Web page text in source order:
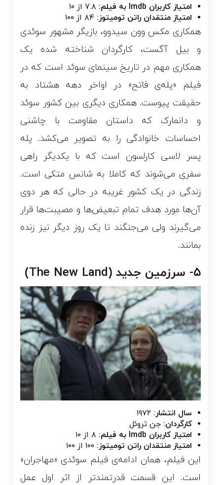
امتیاز کاربران Imdb به فیلم:
۷.۸ از ۱۰
امتیاز منتقدان راتن تومیتوز: ۸۴ از ۱۰۰
همکاری مکس وون سیدوو، بازیگر مشهور سوئدی
و بیل آگست، کارگردان شناخته شده‌ یک
همکاری مهم در تاریخ سینمای سوئد است که در
فیلم «پله‌ی فاتح» در اواخر دهه هشتاد به
حقیقت پیوست. همکاری دیگری بین کشور سوئد
و دانمارک که داستان مقاومت با چاشنی
احساسات خانوادگی را به تصویر می‌کشد. پله
پسر لاسی کارلسون است که با یکدیگر راهی
سفری می‌شوند که کاملا به شانس متکی است.
زندگی در یک کشور غریبه در حالی که هر دوی
آن‌ها مورد هدف تمام تبعیض‌ها و مصیبت‌ها قرار
می‌گیرند ولی می‌جنگند تا یک روز دیگر نیز زنده
بمانند.
۵- سرزمین جدید (The New Land)
سال انتشار:
کارگردان: جن تروئل
امتیاز کاربران Imdb به فیلم:
۸ از ۱۰
امتیاز منتقدان راتن تومیتوز:
این فیلم، همان ادامه‌ی فیلم سوئدی «مهاجران»
است. این قسمت قدرتمند‌تر از اثر اول عمل